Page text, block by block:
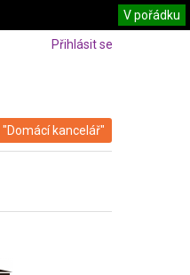
Přihlásit se
kancelář"
V pořádku